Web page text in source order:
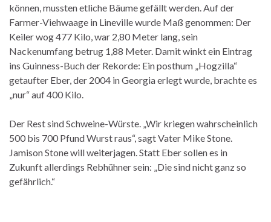
können, mussten etliche Bäume gefällt werden. Auf der
Farmer-Viehwaage in Lineville wurde Maß genommen: Der
Keiler wog 477 Kilo, war 2,80 Meter lang, sein
Nackenumfang betrug 1,88 Meter. Damit winkt ein Eintrag
ins Guinness-Buch der Rekorde: Ein posthum „Hogzilla“
getaufter Eber, der 2004 in Georgia erlegt wurde, brachte es
„nur“ auf 400 Kilo.
Der Rest sind Schweine-Würste. „Wir kriegen wahrscheinlich
500 bis 700 Pfund Wurst raus“, sagt Vater Mike Stone.
Jamison Stone will weiterjagen. Statt Eber sollen es in
Zukunft allerdings Rebhühner sein: „Die sind nicht ganz so
gefährlich.“